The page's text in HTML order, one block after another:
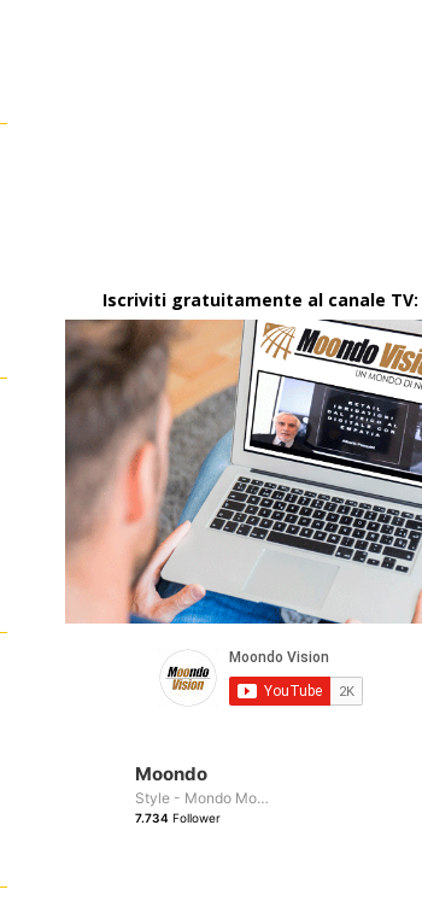
Iscriviti gratuitamente al canale TV:
Moondo
Style - Mondo Moda
7.734 Follower